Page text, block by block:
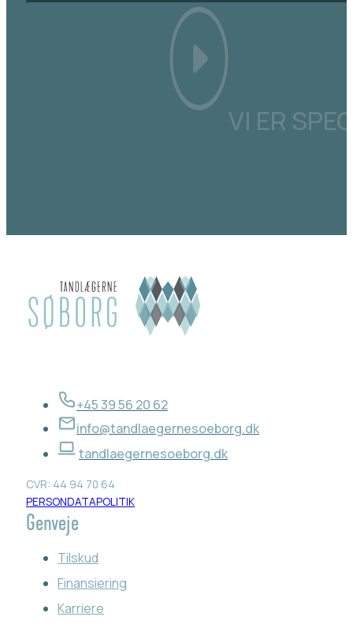
VI ER
+45 39 56 20 62
info@tandlaegernesoeborg.dk
tandlaegernesoeborg.dk
CVR: 44 94 70 64
PERSONDATAPOLITIK
Genveje
Tilskud
Finansiering
Karriere